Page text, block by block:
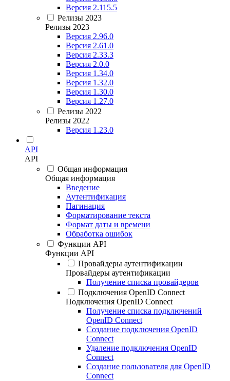
Версия 2.115.5
Релизы 2023
Релизы 2023
Версия 2.96.0
Версия 2.61.0
Версия 2.33.3
Версия 2.0.0
Версия 1.34.0
Версия 1.32.0
Версия 1.30.0
Версия 1.27.0
Релизы 2022
Релизы 2022
Версия 1.23.0
API
API
Общая информация
Общая информация
Введение
Аутентификация
Пагинация
Форматирование текста
Формат даты и времени
Обработка ошибок
Функции API
Функции API
Провайдеры аутентификации
Провайдеры аутентификации
Получение списка провайдеров
Подключения OpenID Connect
Подключения OpenID Connect
Получение списка подключений
OpenID Connect
Создание подключения OpenID
Connect
Удаление подключения OpenID
Connect
Создание пользователя для OpenID
Connect